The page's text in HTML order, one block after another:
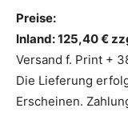
Preise:
Inland: 125,40 €
Versand f. Print +
Die Lieferung
Erscheinen.